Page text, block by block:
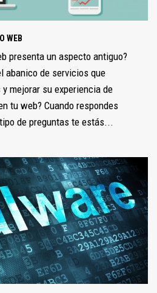
WEB
presenta un aspecto antiguo?
abanico de servicios que
mejorar su experiencia de
tu web? Cuando respondes
de preguntas te estás...